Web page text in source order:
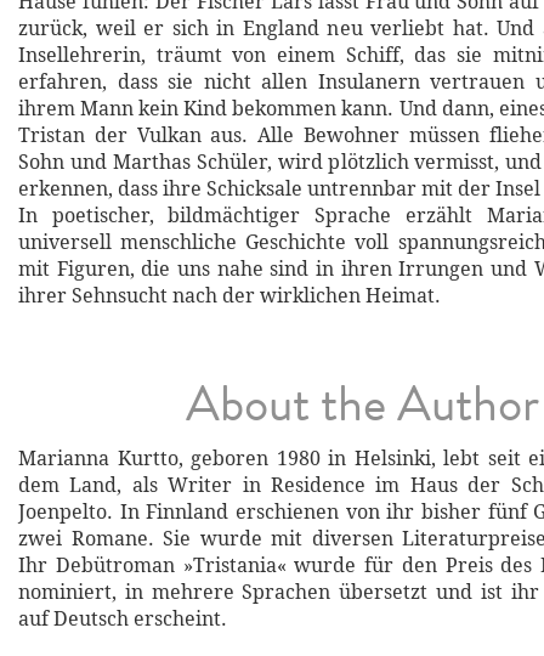
zurück, weil er sich in England neu verliebt hat. Und
Insellehrerin, träumt von einem Schiff, das sie
erfahren, dass sie nicht allen Insulanern vertrauen
ihrem Mann kein Kind bekommen kann. Und dann,
Tristan der Vulkan aus. Alle Bewohner müssen
Sohn und Marthas Schüler, wird plötzlich vermisst,
erkennen, dass ihre Schicksale untrennbar mit der
In poetischer, bildmächtiger Sprache erzählt
universell menschliche Geschichte voll
mit Figuren, die uns nahe sind in ihren Irrungen und
ihrer Sehnsucht nach der wirklichen Heimat.
About the Author
Marianna Kurtto, geboren 1980 in Helsinki, lebt seit
dem Land, als Writer in Residence im Haus der
Joenpelto. In Finnland erschienen von ihr bisher fünf
zwei Romane. Sie wurde mit diversen
Ihr Debütroman »Tristania« wurde für den Preis des
nominiert, in mehrere Sprachen übersetzt und ist ihr
auf Deutsch erscheint.